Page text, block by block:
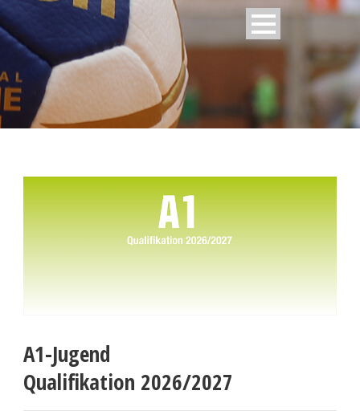
A1-Jugend
Qualifikation 2026/2027